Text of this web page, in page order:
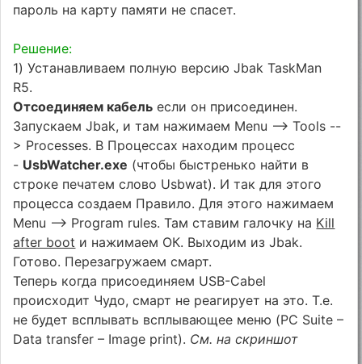
пароль на карту памяти не спасет.
Решение:
1) Устанавливаем полную версию Jbak TaskMan
R5.
Отсоединяем кабель если он присоединен.
Запускаем Jbak, и там нажимаем Menu --> Tools --
> Processes. В Процессах находим процесс
- UsbWatcher.exe (чтобы быстренько найти в
строке печатем слово Usbwat). И так для этого
процесса создаем Правило. Для этого нажимаем
Menu --> Program rules. Там ставим галочку на Kill
after boot и нажимаем ОК. Выходим из Jbak.
Готово. Перезагружаем смарт.
Теперь когда присоединяем USB-Cabel
происходит Чудо, смарт не реагирует на это. Т.е.
не будет всплывать всплывающее меню (PC Suite –
Data transfer – Image print). См. на скриншот